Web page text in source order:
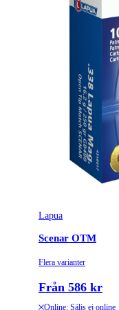
Lapua
Scenar OTM
Flera varianter
Från 586 kr
Online: Säljs ej online